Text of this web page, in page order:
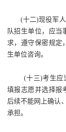
(十二)现役军
队招生单位，应当
求，遵守保密规定
生单位咨询。
(十三)考生应
填报志愿并选择报
后续不能网上确认
承担。